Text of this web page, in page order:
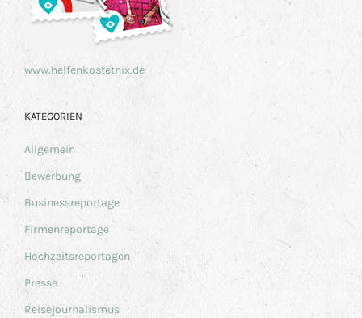
www.helfenkostetnix.de
KATEGORIEN
Allgemein
Bewerbung
Businessreportage
Firmenreportage
Hochzeitsreportagen
Presse
Reisejournalismus